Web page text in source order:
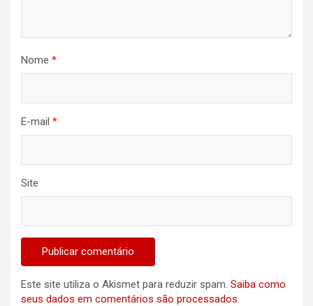
Nome *
E-mail *
Site
Este site utiliza o Akismet para reduzir spam. Saiba como
seus dados em comentários são processados.